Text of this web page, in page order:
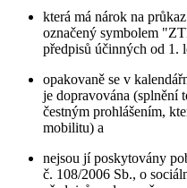
která má nárok na
označený symbolem
předpisů účinných od 1.
opakovaně se v
je dopravována (splnění
čestným prohlášením,
mobilitu) a
nejsou jí poskytovány
č. 108/2006 Sb., o